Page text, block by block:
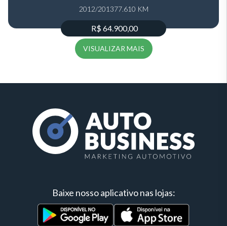
2012/201377.610 KM
R$ 64.900,00
VISUALIZAR MAIS
Baixe nosso aplicativo nas lojas: